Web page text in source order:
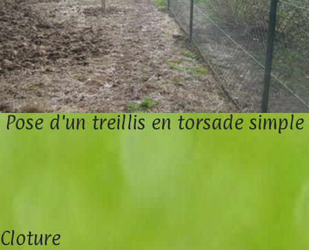
Pose d'un treillis en torsade simple
Cloture